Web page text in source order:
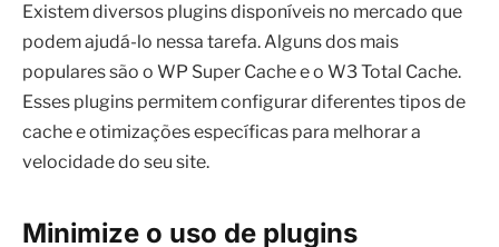
Existem diversos plugins disponíveis no mercado que
podem ajudá-lo nessa tarefa. Alguns dos mais
populares são o WP Super Cache e o W3 Total Cache.
Esses plugins permitem configurar diferentes tipos de
cache e otimizações específicas para melhorar a
velocidade do seu site.
Minimize o uso de plugins